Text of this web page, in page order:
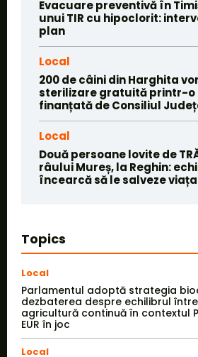
Evacuare preventivă în
unui TIR cu hipoclorit:
plan
Local
200 de câini din Harghita
sterilizare gratuită printr-o
finanțată de Consiliul
Local
Două persoane lovite de
râului Mureș, la Reghin:
încearcă să le salveze viața
Topics
Local
Parlamentul adoptă strategia
dezbaterea despre echilibrul
agricultură continuă în contextul
EUR în joc
Local